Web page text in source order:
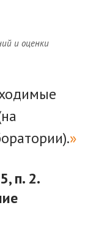
и оценки
п. 2.